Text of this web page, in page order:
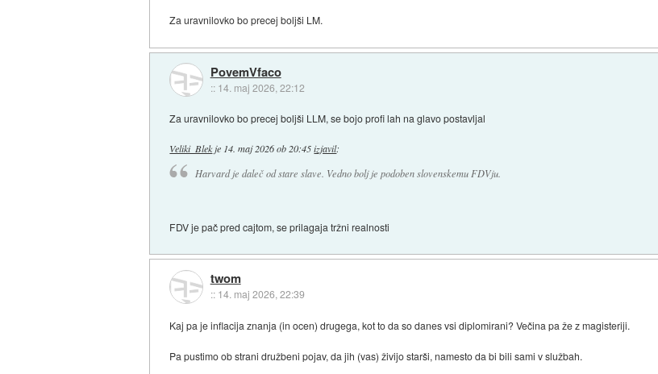
Za uravnilovko bo precej boljši LM.
PovemVfaco
:: 14. maj 2026, 22:12
Za uravnilovko bo precej boljši LLM, se bojo profi lah na glavo postavljal
Veliki_Blekje 14. maj 2026 ob 20:45 izjavil:
Harvard je daleč od stare slave. Vedno bolj je podoben slovenskemu FDVju.
FDV je pač pred cajtom, se prilagaja tržni realnosti
twom
:: 14. maj 2026, 22:39
Kaj pa je inflacija znanja (in ocen) drugega, kot to da so danes vsi diplomirani? Večina pa že z magisteriji.
Pa pustimo ob strani družbeni pojav, da jih (vas) živijo starši, namesto da bi bili sami v službah.